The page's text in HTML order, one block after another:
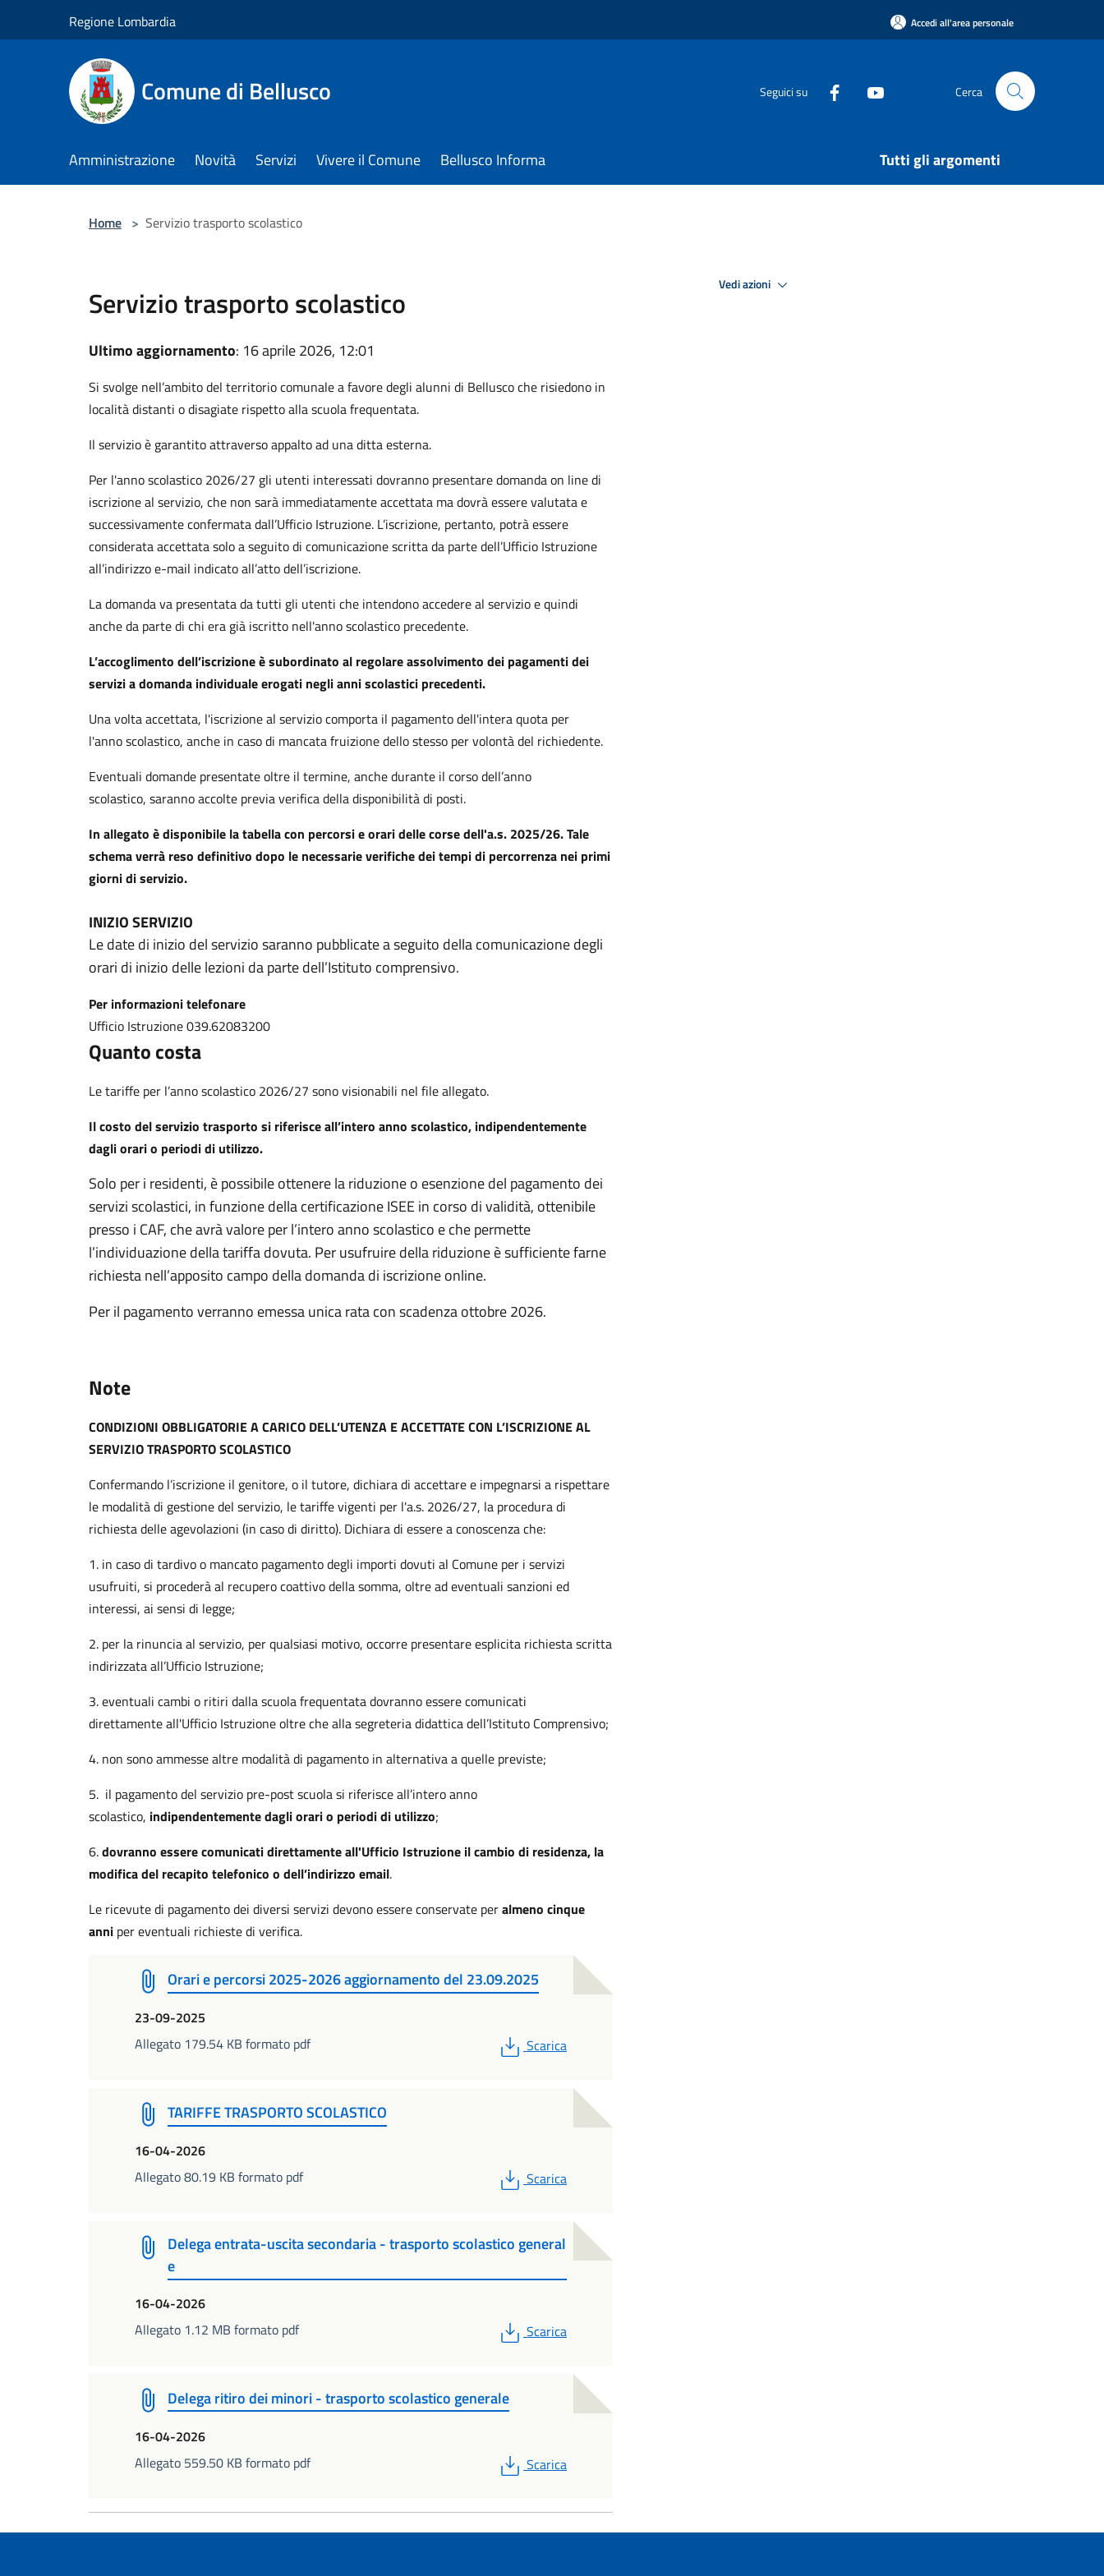
Regione Lombardia Accedi all'area personale
Comune di Bellusco Seguici su Cerca
Amministrazione Novità Servizi Vivere il Comune Bellusco Informa Tutti gli argomenti
Home > Servizio trasporto scolastico
Servizio trasporto scolastico
Ultimo aggiornamento: 16 aprile 2026, 12:01
Si svolge nell’ambito del territorio comunale a favore degli alunni di Bellusco che risiedono in
località distanti o disagiate rispetto alla scuola frequentata.
Il servizio è garantito attraverso appalto ad una ditta esterna.
Per l'anno scolastico 2026/27 gli utenti interessati dovranno presentare domanda on line di
iscrizione al servizio, che non sarà immediatamente accettata ma dovrà essere valutata e
successivamente confermata dall’Ufficio Istruzione. L’iscrizione, pertanto, potrà essere
considerata accettata solo a seguito di comunicazione scritta da parte dell’Ufficio Istruzione
all’indirizzo e-mail indicato all’atto dell’iscrizione.
La domanda va presentata da tutti gli utenti che intendono accedere al servizio e quindi
anche da parte di chi era già iscritto nell'anno scolastico precedente.
L’accoglimento dell’iscrizione è subordinato al regolare assolvimento dei pagamenti dei
servizi a domanda individuale erogati negli anni scolastici precedenti.
Una volta accettata, l'iscrizione al servizio comporta il pagamento dell'intera quota per
l'anno scolastico, anche in caso di mancata fruizione dello stesso per volontà del richiedente.
Eventuali domande presentate oltre il termine, anche durante il corso dell’anno
scolastico, saranno accolte previa verifica della disponibilità di posti.
In allegato è disponibile la tabella con percorsi e orari delle corse dell'a.s. 2025/26. Tale
schema verrà reso definitivo dopo le necessarie verifiche dei tempi di percorrenza nei primi
giorni di servizio.
INIZIO SERVIZIO
Le date di inizio del servizio saranno pubblicate a seguito della comunicazione degli
orari di inizio delle lezioni da parte dell’Istituto comprensivo.
Per informazioni telefonare
Ufficio Istruzione 039.62083200
Quanto costa
Le tariffe per l’anno scolastico 2026/27 sono visionabili nel file allegato.
Il costo del servizio trasporto si riferisce all’intero anno scolastico, indipendentemente
dagli orari o periodi di utilizzo.
Solo per i residenti, è possibile ottenere la riduzione o esenzione del pagamento dei
servizi scolastici, in funzione della certificazione ISEE in corso di validità, ottenibile
presso i CAF, che avrà valore per l’intero anno scolastico e che permette
l’individuazione della tariffa dovuta. Per usufruire della riduzione è sufficiente farne
richiesta nell’apposito campo della domanda di iscrizione online.
Per il pagamento verranno emessa unica rata con scadenza ottobre 2026.
Note
CONDIZIONI OBBLIGATORIE A CARICO DELL’UTENZA E ACCETTATE CON L’ISCRIZIONE AL
SERVIZIO TRASPORTO SCOLASTICO
Confermando l’iscrizione il genitore, o il tutore, dichiara di accettare e impegnarsi a rispettare
le modalità di gestione del servizio, le tariffe vigenti per l'a.s. 2026/27, la procedura di
richiesta delle agevolazioni (in caso di diritto). Dichiara di essere a conoscenza che:
1. in caso di tardivo o mancato pagamento degli importi dovuti al Comune per i servizi
usufruiti, si procederà al recupero coattivo della somma, oltre ad eventuali sanzioni ed
interessi, ai sensi di legge;
2. per la rinuncia al servizio, per qualsiasi motivo, occorre presentare esplicita richiesta scritta
indirizzata all’Ufficio Istruzione;
3. eventuali cambi o ritiri dalla scuola frequentata dovranno essere comunicati
direttamente all'Ufficio Istruzione oltre che alla segreteria didattica dell’Istituto Comprensivo;
4. non sono ammesse altre modalità di pagamento in alternativa a quelle previste;
5. il pagamento del servizio pre-post scuola si riferisce all’intero anno
scolastico, indipendentemente dagli orari o periodi di utilizzo;
6.dovranno essere comunicati direttamente all'Ufficio Istruzione il cambio di residenza, la
modifica del recapito telefonico o dell’indirizzo email.
Le ricevute di pagamento dei diversi servizi devono essere conservate peralmeno cinque
anni per eventuali richieste di verifica.
Orari e percorsi 2025-2026 aggiornamento del 23.09.2025
23-09-2025
Allegato 179.54 KB formato pdf
PDF
Scarica
TARIFFE TRASPORTO SCOLASTICO
16-04-2026
Allegato 80.19 KB formato pdf
PDF
Scarica
Delega entrata-uscita secondaria - trasporto scolastico general
e
16-04-2026
Allegato 1.12 MB formato pdf
PDF
Scarica
Delega ritiro dei minori - trasporto scolastico generale
16-04-2026
Allegato 559.50 KB formato pdf
PDF
Scarica
Vedi azioni